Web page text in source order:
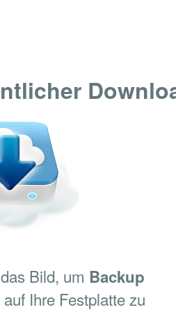
Bild, um Backup
auf Ihre Festplatte zu